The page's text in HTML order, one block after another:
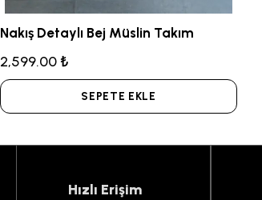
Nakış Detaylı Bej Müslin Takım
2,599.00 ₺
SEPETE EKLE
Hızlı Erişim